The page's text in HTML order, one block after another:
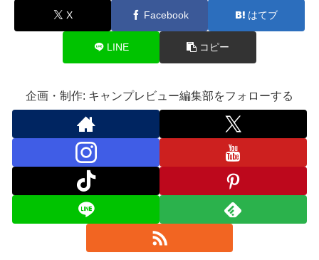
X Facebook はてブ
LINE コピー
企画・制作: キャンプレビュー編集部をフォローする